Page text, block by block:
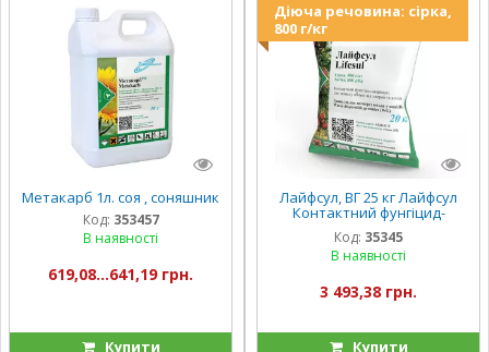
Метакарб 1л. соя , соняшник
Код: 353457
В наявності
619,08...641,19 грн.
Купити
Діюча речовина: сірка,
800 г/кг
Лайфсул, ВГ 25 кг Лайфсул
Контактний фунгіцид-
акарицид для захисту
яблуні від хвороб та кліщів
Код: 35345
В наявності
3 493,38 грн.
Купити